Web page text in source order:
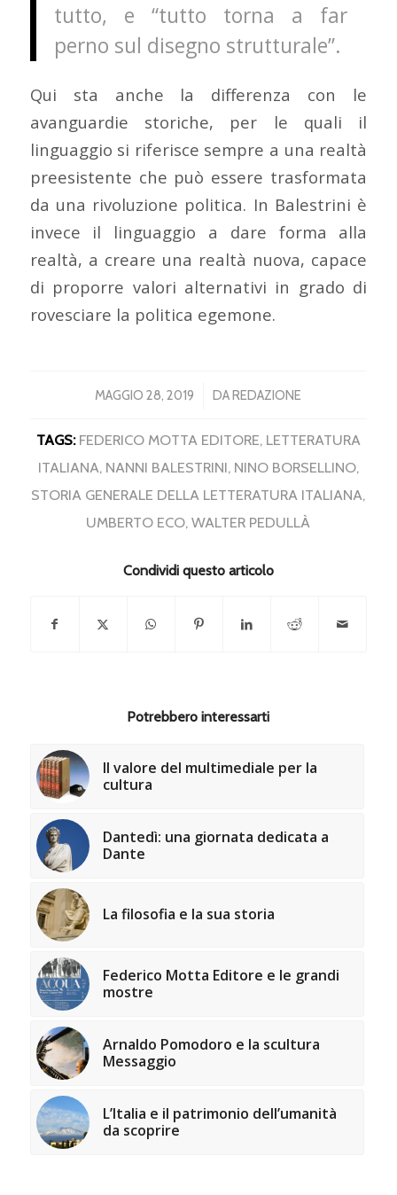
tutto, e “tutto torna a far
perno sul disegno strutturale”.
Qui sta anche la differenza con le
avanguardie storiche, per le quali il
linguaggio si riferisce sempre a una realtà
preesistente che può essere trasformata
da una rivoluzione politica. In Balestrini è
invece il linguaggio a dare forma alla
realtà, a creare una realtà nuova, capace
di proporre valori alternativi in grado di
rovesciare la politica egemone.
MAGGIO 28, 2019
/ DAREDAZIONE
TAGS: FEDERICO MOTTA EDITORE, LETTERATURA
ITALIANA, NANNI BALESTRINI, NINO BORSELLINO,
STORIA GENERALE DELLA LETTERATURA ITALIANA,
UMBERTO ECO,WALTER PEDULLÀ
Condividi questo articolo
Potrebbero interessarti
Il valore del multimediale per la
cultura
Dantedì: una giornata dedicata a
Dante
La filosofia e la sua storia
Federico Motta Editore e le grandi
mostre
Arnaldo Pomodoro e la scultura
Messaggio
L’Italia e il patrimonio dell’umanità
da scoprire